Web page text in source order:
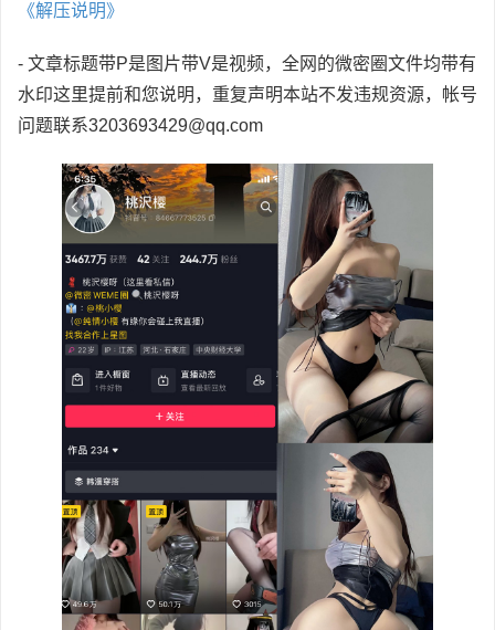
《解压说明》
- 文章标题带P是图片带V是视频，全网的微密圈文件均带有
水印这里提前和您说明，重复声明本站不发违规资源，帐号
问题联系3203693429@qq.com